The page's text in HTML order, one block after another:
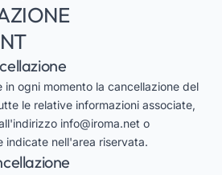
ogni momento la cancellazione del
le relative informazioni associate,
info@iroma.net o
indicate nell'area riservata.